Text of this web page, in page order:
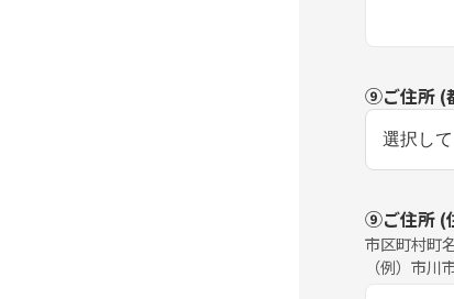
⑨ご住所 (
⑨ご住所 (
市区町村町
（例）市川